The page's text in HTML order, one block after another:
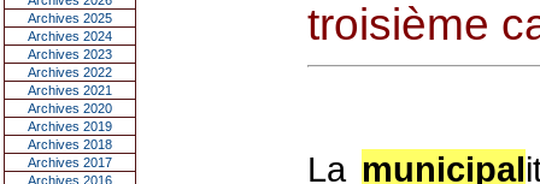
Archives 2025
Archives 2024
Archives 2023
Archives 2022
Archives 2021
Archives 2020
Archives 2019
Archives 2018
Archives 2017
Archives 2016
troisième
La municipal